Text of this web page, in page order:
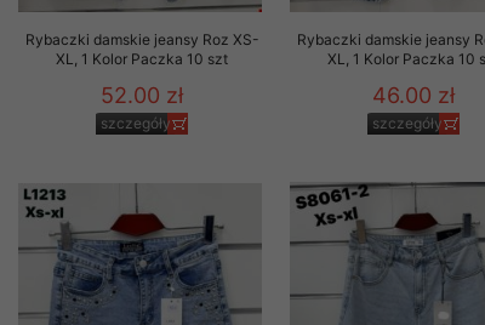
Rybaczki damskie jeansy Roz XS-
XL, 1 Kolor Paczka 10 szt
52.00 zł
szczegóły
Rybaczki damskie jeansy
XL, 1 Kolor Paczka 10
46.00 zł
szczegóły
szczególności newslettera wysyłanego Klientowi,
naszym Sklepie. Materiały te dotyczą wyłącznie oferty